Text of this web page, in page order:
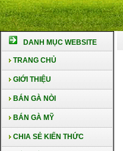
DANH MỤC WEBSITE
TRANG CHỦ
GIỚI THIỆU
BÁN GÀ NÒI
BÁN GÀ MỸ
CHIA SẺ KIẾN THỨC